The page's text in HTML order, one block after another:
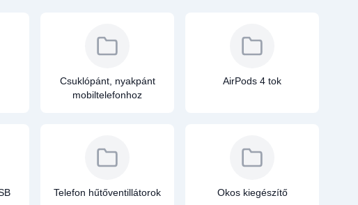
Csuklópánt, nyakpánt
mobiltelefonhoz
AirPods 4 tok
Telefon hűtőventillátorok Okos kiegészítő